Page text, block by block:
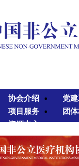
协会介绍 党
项目服务 团
资源中心